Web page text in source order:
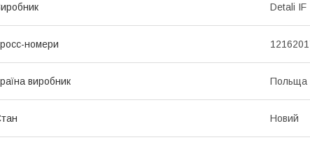
Detali IF
номери
виробник Польща
Новий